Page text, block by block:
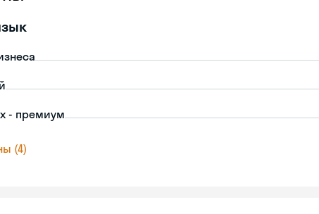
- премиум
(4)